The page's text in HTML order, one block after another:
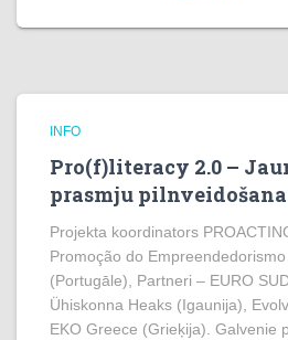
INFO
Pro(f)literacy 2.0 –
prasmju pilnveidošana
Projekta koordinators
Promoção do
(Portugāle), Partneri – EURO
Ühiskonna Heaks (Igaunija),
EKO Greece (Grieķija). Galvenie